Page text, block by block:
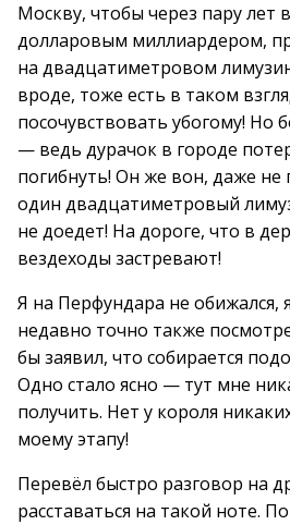
Москву, чтобы через пару лет
долларовым миллиардером,
на двадцатиметровом
вроде, тоже есть в таком
посочувствовать убогому! Но
— ведь дурачок в городе
погибнуть! Он же вон, даже не
один двадцатиметровый
не доедет! На дороге, что в
вездеходы застревают!
Я на Перфундара не обижался,
недавно точно также
бы заявил, что собирается
Одно стало ясно — тут мне
получить. Нет у короля
моему этапу!
Перевёл быстро разговор на
расставаться на такой ноте.